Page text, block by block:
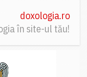
doxologia.ro
în site-ul tău!